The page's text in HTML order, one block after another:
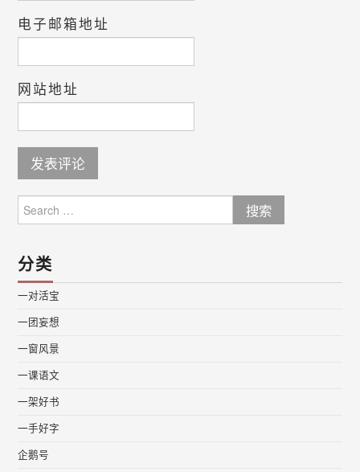
电子邮箱地址
网站地址
for:
分类
一对活宝
一团妄想
一窗风景
一课语文
一架好书
一手好字
企鹅号